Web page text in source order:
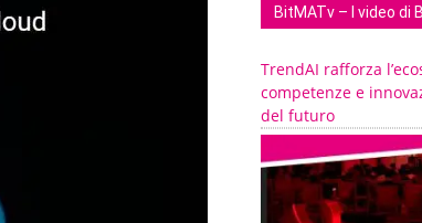
BitMATv – I video di
TrendAI rafforza
competenze e
del futuro